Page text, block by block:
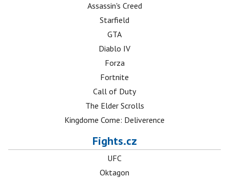
Assassin's Creed
Starfield
GTA
Diablo IV
Forza
Fortnite
Call of Duty
The Elder Scrolls
Kingdome Come: Deliverence
Fights.cz
UFC
Oktagon